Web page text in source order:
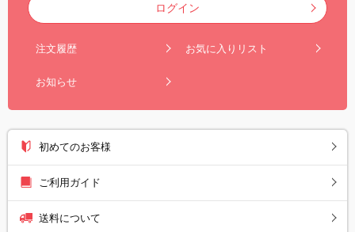
ログイン
注文履歴 お気に入りリスト
お知らせ
初めてのお客様
ご利用ガイド
送料について